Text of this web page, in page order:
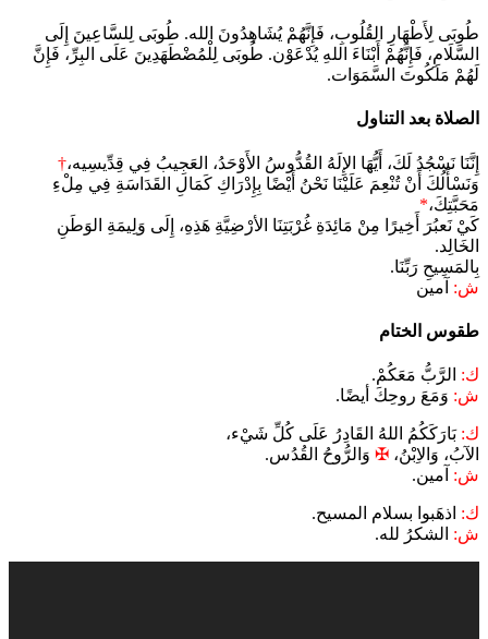
طُوبَى لِأَطْهَارِ القُلُوبِ، فَإِنَّهُمْ يُشَاهِدُونَ الله. طُوبَى لِلسَّاعِينَ إِلَى
السَّلَامِ، فَإِنَّهُمْ أَبْنَاءَ اللهِ يُدْعَوْن. طُوبَى لِلْمُضْطَهَدِينَ عَلَى البِرِّ، فَإِنَّ
لَهُمْ مَلَكُوتَ السَّمَوَات.
الصلاة بعد التناول
إِنَّنَا نَسْجُدُ لَكَ، أَيُّهَا الإِلَهُ القُدُّوسُ الأَوْحَدُ، العَجِيبُ فِي قِدِّيسِيه،†
وَنَسْأَلُكَ أَنْ تُنْعِمَ عَلَيْنَا نَحْنُ أَيْضًا بِإِدْرَاكِ كَمَالِ القَدَاسَةِ فِي مِلْءِ
مَحَبَّتِكَ،*
كَيْ نَعبُرَ أَخِيرًا مِنْ مَائِدَةِ غُرْبَتِنَا الأرْضِيَّةِ هَذِهِ، إِلَى وَلِيمَةِ الوَطَنِ
الخَالِد.
بِالمَسِيحِ رَبِّنَا.
ش: آمين
طقوس الختام
ك: الرَّبُّ مَعَكُمْ.
ش: وَمَعَ روحِكَ أيضًا.
ك: بَارَكَكُمُ اللهُ القَادِرُ عَلَى كُلِّ شَيْء،
الآبُ، وَالاِبْنُ، ✠ وَالرُّوحُ القُدُس.
ش: آمين.
ك: اذهَبوا بسلام المسيح.
ش: الشكرُ لله.